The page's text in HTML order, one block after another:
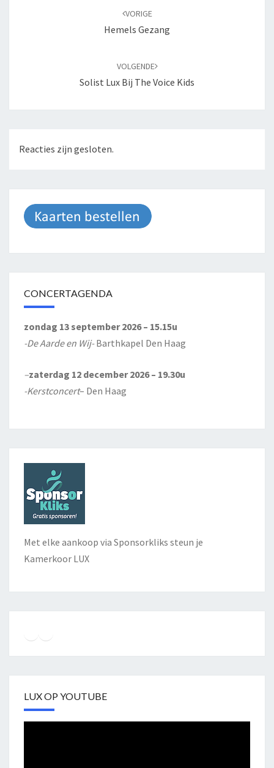
VORIGE
Hemels Gezang
VOLGENDE
Solist Lux Bij The Voice Kids
Reacties zijn gesloten.
CONCERTAGENDA
zondag 13 september 2026 – 15.15u
-De Aarde en Wij-Barthkapel Den Haag
–zaterdag 12 december 2026 – 19.30u
-Kerstconcert– Den Haag
Met elke aankoop via Sponsorkliks steun je
Kamerkoor LUX
LUX OP YOUTUBE